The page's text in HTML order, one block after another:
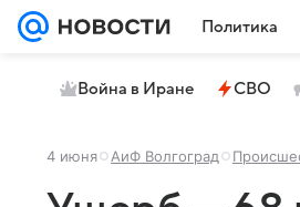
Политика
Война в Иране СВО
4 июня АиФ Волгоград